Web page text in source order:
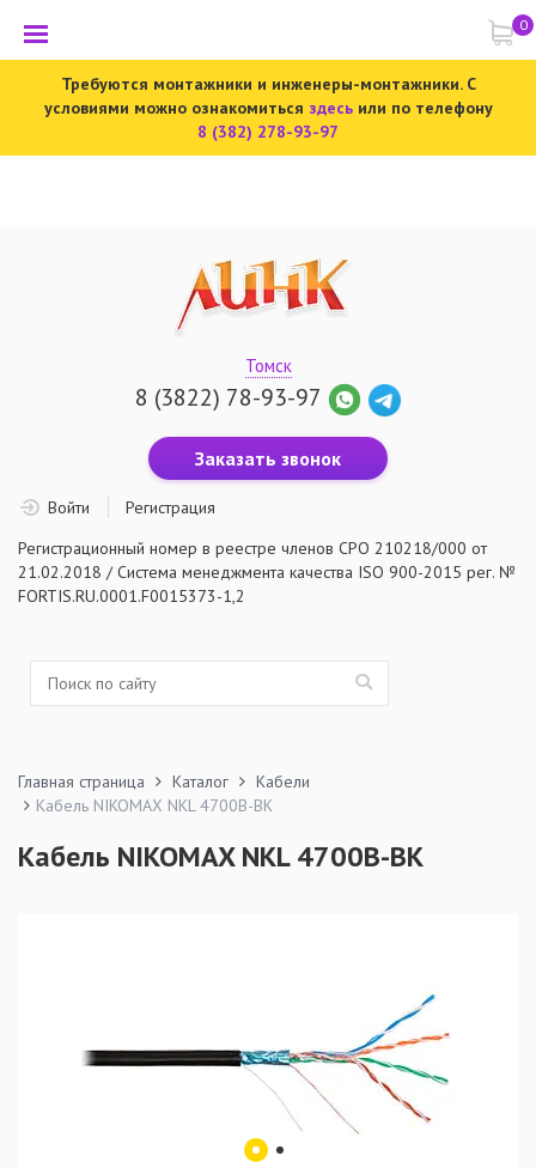
Требуются монтажники и инженеры-монтажники. С
условиями можно ознакомиться здесьили по телефону
8 (382) 278-93-97
Томск
8 (3822) 78-93-97
Заказать звонок
Войти Регистрация
0
Регистрационный номер в реестре членов СРО 210218/000 от
21.02.2018 / Система менеджмента качества ISO 900-2015 рег. №
FORTIS.RU.0001.F0015373-1,2
Главная страница Каталог
Кабели
Кабель NIKOMAX NKL 4700B-BK
Кабель NIKOMAX NKL 4700B-BK